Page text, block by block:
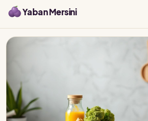
Yaban Mersini